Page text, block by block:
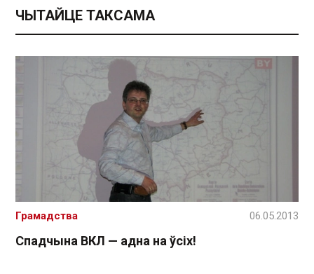
ЧЫТАЙЦЕ ТАКСАМА
Спадчына ВКЛ — адна на ўсіх!
Грамадства 06.05.2013